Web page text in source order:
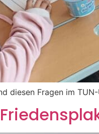
diesen Fragen im